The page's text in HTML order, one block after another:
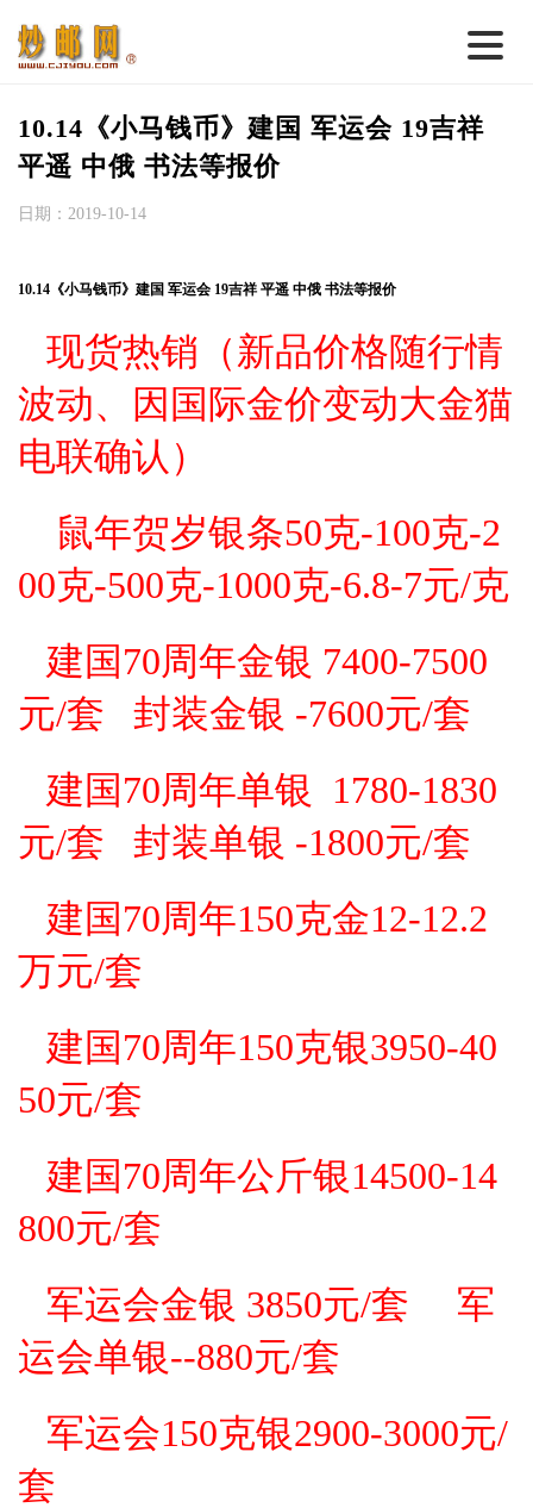
首 页
邮票行情
热点话题
邮币卡苑
实战论坛
新品预告
投资论坛
10.14《小马钱币》建国 军运会 19吉祥
平遥 中俄 书法等报价
日期：2019-10-14
10.14《小马钱币》建国 军运会 19吉祥 平遥 中俄 书法等报价
现货热销 （新品价格随行情
波动、因国际金价变动大金猫
电联确认）
鼠年贺岁银条50克-100克-2
00克-500克-1000克-6.8-7元/克
建国70周年金银 7400-7500
元/套 封装金银 -7600元/套
建国70周年单银 1780-1830
元/套 封装单银 -1800元/套
建国70周年150克金12-12.2
万元/套
建国70周年150克银3950-40
50元/套
建国70周年公斤银14500-14
800元/套
军运会金银 3850元/套 军
运会单银--880元/套
军运会150克银2900-3000元/
套